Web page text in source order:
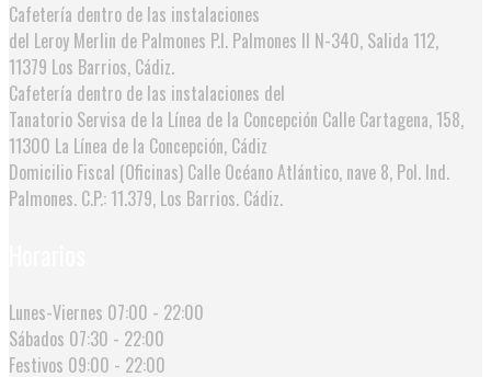
Cafetería dentro de las instalaciones
del Leroy Merlin de Palmones P.I. Palmones II N-340, Salida 112,
11379 Los Barrios, Cádiz.
Cafetería dentro de las instalaciones del
Tanatorio Servisa de la Línea de la Concepción Calle Cartagena, 158,
11300 La Línea de la Concepción, Cádiz
Domicilio Fiscal (Oficinas) Calle Océano Atlántico, nave 8, Pol. Ind.
Palmones. C.P.: 11.379, Los Barrios. Cádiz.
Lunes-Viernes 07:00 - 22:00
Sábados 07:30 - 22:00
Festivos 09:00 - 22:00